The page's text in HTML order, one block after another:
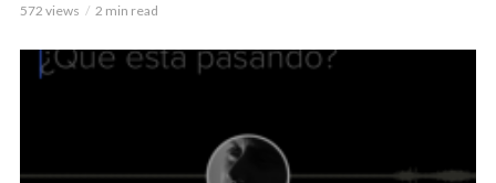
572 views 2 min read